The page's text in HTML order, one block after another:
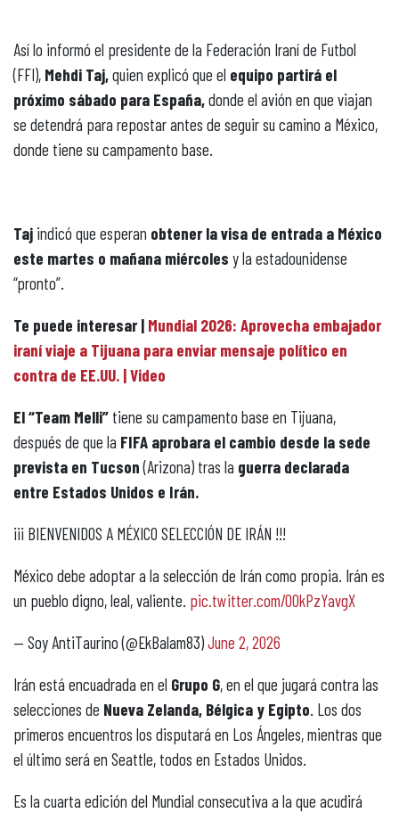
Así lo informó el presidente de la Federación Iraní de Futbol
(FFI), Mehdi Taj,quien explicó que el equipo partirá el
próximo sábado para España,donde el avión en que viajan
se detendrá para repostar antes de seguir su camino a México,
donde tiene su campamento base.
Taj indicó que esperan obtener la visa de entrada a México
este martes o mañana miércoles y la estadounidense
“pronto”.
Te puede interesar | Mundial 2026: Aprovecha embajador
iraní viaje a Tijuana para enviar mensaje político en
contra de EE.UU. | Video
El “Team Melli” tiene su campamento base en Tijuana,
después de que la FIFA aprobara el cambio desde la sede
prevista en Tucson(Arizona) tras la guerra declarada
entre Estados Unidos e Irán.
¡¡¡ BIENVENIDOS A MÉXICO SELECCIÓN DE IRÁN !!!
México debe adoptar a la selección de Irán como propia. Irán es
un pueblo digno, leal, valiente. pic.twitter.com/OOkPzYavgX
— Soy AntiTaurino (@EkBalam83)June 2, 2026
Irán está encuadrada en el Grupo G, en el que jugará contra las
selecciones de Nueva Zelanda, Bélgica y Egipto. Los dos
primeros encuentros los disputará en Los Ángeles, mientras que
el último será en Seattle, todos en Estados Unidos.
Es la cuarta edición del Mundial consecutiva a la que acudirá